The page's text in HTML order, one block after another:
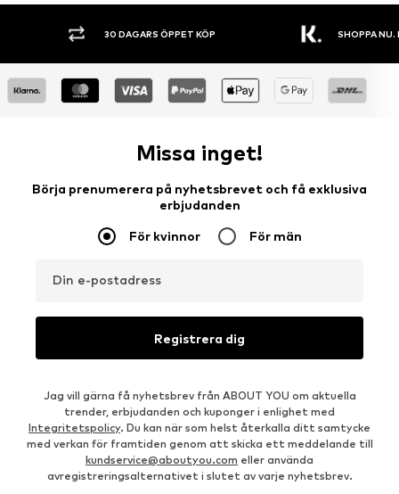
30 DAGARS ÖPPET KÖP SHOPPA NU.
Missa inget!
Börja prenumerera på nyhetsbrevet och få exklusiva
erbjudanden
För kvinnor För män
Din e-postadress
Registrera dig
Jag vill gärna få nyhetsbrev från ABOUT YOU om aktuella
trender, erbjudanden och kuponger i enlighet med
Integritetspolicy. Du kan när som helst återkalla ditt samtycke
med verkan för framtiden genom att skicka ett meddelande till
kundservice@aboutyou.com eller använda
avregistreringsalternativet i slutet av varje nyhetsbrev.